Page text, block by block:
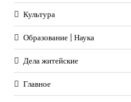
Культура
Образование | Наука
Дела житейские
Главное